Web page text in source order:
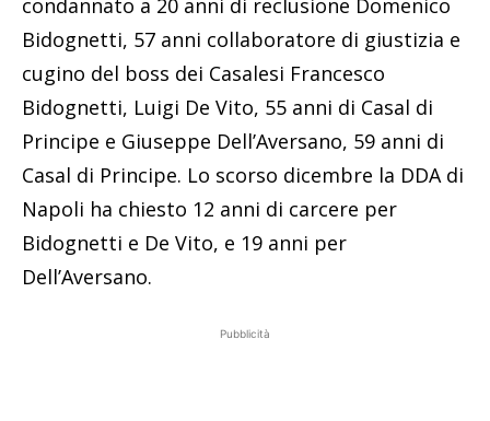
Bidognetti, 57 anni collaboratore di giustizia e
cugino del boss dei Casalesi Francesco
Bidognetti, Luigi De Vito, 55 anni di Casal di
Principe e Giuseppe Dell’Aversano, 59 anni di
Casal di Principe. Lo scorso dicembre la DDA di
Napoli ha chiesto 12 anni di carcere per
Bidognetti e De Vito, e 19 anni per
Dell’Aversano.
Pubblicità